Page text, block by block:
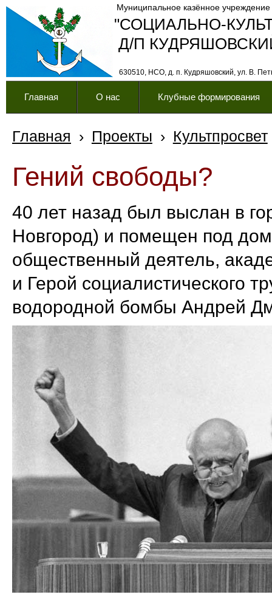
"СОЦИАЛЬНО-
630510, НСО, д. п. Кудряшовский, ул. В.
Муниципальное казённое учреждение
Д/П
Главная О нас Клубные формирования
Главная › Проекты › Культпросвет
Гений свободы?
40 лет назад был выслан в
Новгород) и помещен под
общественный деятель,
и Герой социалистического
водородной бомбы Андрей